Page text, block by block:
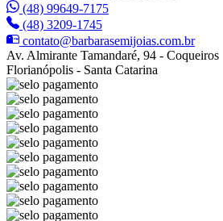
(48) 99649-7175
(48) 3209-1745
contato@barbarasemijoias.com.br
Av. Almirante Tamandaré, 94 - Coqueiros
Florianópolis - Santa Catarina